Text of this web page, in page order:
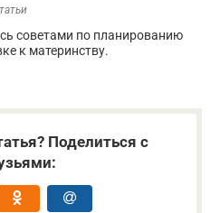
советами по планированию
к материнству.
Поделиться с